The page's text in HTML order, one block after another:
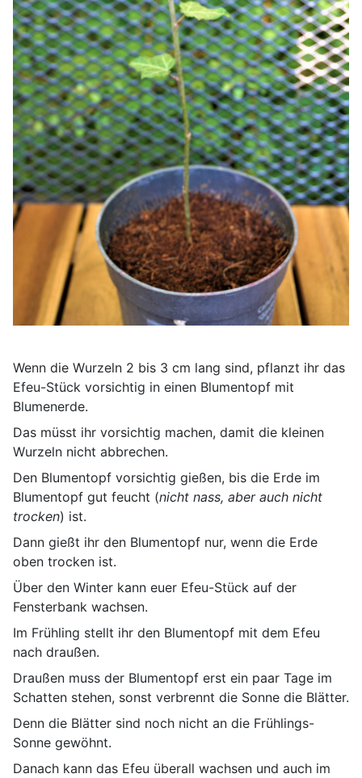
Wenn die Wurzeln 2 bis 3 cm lang sind, pflanzt ihr das
Efeu-Stück vorsichtig in einen Blumentopf mit
Blumenerde.
Das müsst ihr vorsichtig machen, damit die kleinen
Wurzeln nicht abbrechen.
Den Blumentopf vorsichtig gießen, bis die Erde im
Blumentopf gut feucht (nicht nass, aber auch nicht
trocken) ist.
Dann gießt ihr den Blumentopf nur, wenn die Erde
oben trocken ist.
Über den Winter kann euer Efeu-Stück auf der
Fensterbank wachsen.
Im Frühling stellt ihr den Blumentopf mit dem Efeu
nach draußen.
Draußen muss der Blumentopf erst ein paar Tage im
Schatten stehen, sonst verbrennt die Sonne die Blätter.
Denn die Blätter sind noch nicht an die Frühlings-
Sonne gewöhnt.
Danach kann das Efeu überall wachsen und auch im